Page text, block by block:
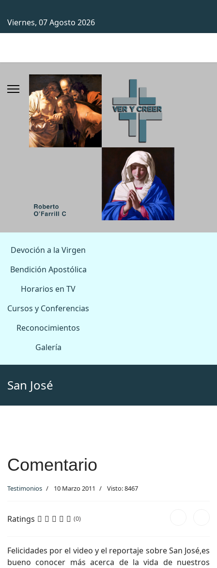
Viernes, 07 Agosto 2026
Devoción a la Virgen
Bendición Apostólica
Horarios en TV
Cursos y Conferencias
Reconocimientos
Galería
San José
Comentario
Testimonios 10 Marzo 2011 Visto: 8467
Ratings (0)
Felicidades por el video y el reportaje sobre San José,es
bueno conocer más acerca de la vida de nuestros